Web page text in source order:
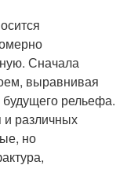
Сначала
выравнивая
рельефа.
различных
но